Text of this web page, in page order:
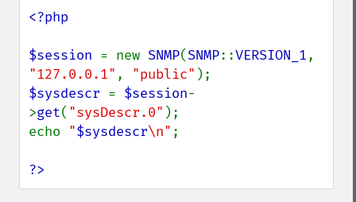
<?php
$session = new SNMP(SNMP::VERSION_1
"127.0.0.1" , "public"
$sysdescr = $session-
>get( "sysDescr.0" );
echo "$sysdescr\n" ;
?>